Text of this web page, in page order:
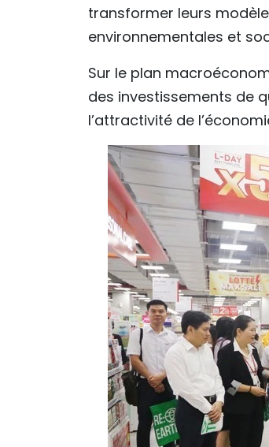
transformer leurs
environnementales et
Sur le plan
des investissements de
l’attractivité de